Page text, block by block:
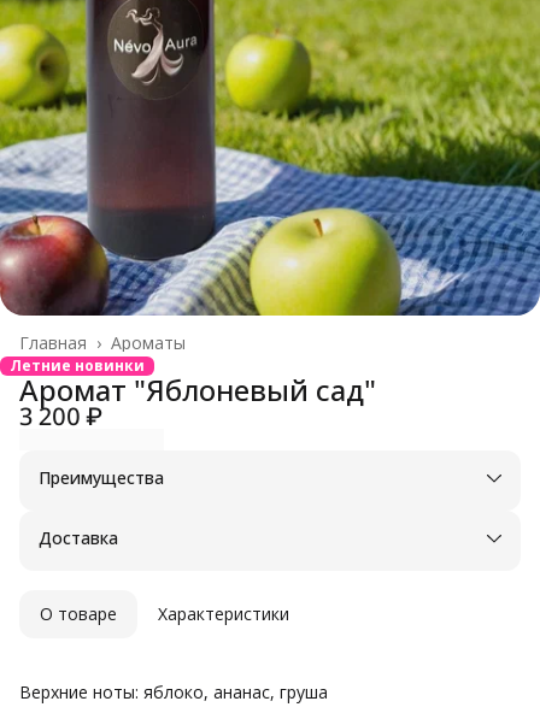
Ароматы
Главная ›
Летние новинки
Аромат "Яблоневый сад"
3 200 ₽
Преимущества
Оплата частями в Сплит
Удобный возврат
Доставка
О товаре Характеристики
Верхние ноты: яблоко, ананас, груша